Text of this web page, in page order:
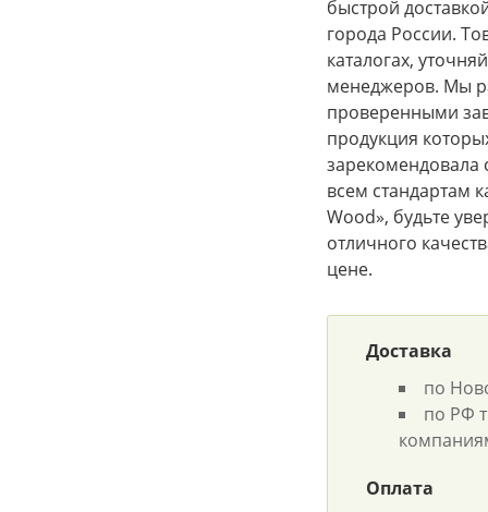
быстрой
города России.
каталогах,
менеджеров. Мы
проверенными
продукция
зарекомендовала
всем стандартам
Wood», будьте
отличного
цене.
Доставка
по
по РФ
Оплата